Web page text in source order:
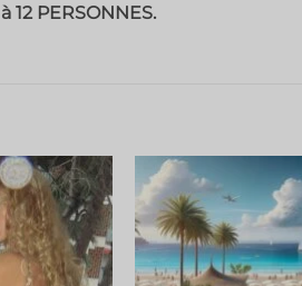
12 PERSONNES.
Ajouter
à la liste
de
souhaits